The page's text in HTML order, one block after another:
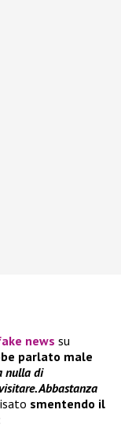
news su
parlato male
nulla di
Abbastanza
smentendo il